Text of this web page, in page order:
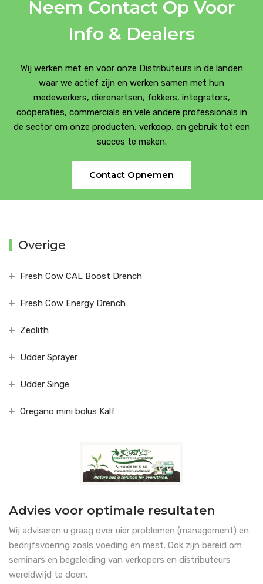
Neem Contact Op Voor
Info & Dealers
Wij werken met en voor onze Distributeurs in de landen
waar we actief zijn en werken samen met hun
medewerkers, dierenartsen, fokkers, integrators,
coöperaties, commercials en vele andere professionals in
de sector om onze producten, verkoop, en gebruik tot een
succes te maken.
Contact Opnemen
Overige
Fresh Cow CAL Boost Drench
Fresh Cow Energy Drench
Zeolith
Udder Sprayer
Udder Singe
Oregano mini bolus Kalf
Advies voor optimale resultaten
Wij adviseren u graag over uier problemen (management) en
bedrijfsvoering zoals voeding en mest. Ook zijn bereid om
seminars en begeleiding van verkopers en distributeurs
wereldwijd te doen.